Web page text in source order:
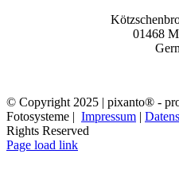
01468
© Copyright 2025 | pixanto® -
Fotosysteme | Impressum |
Rights Reserved
Page load link